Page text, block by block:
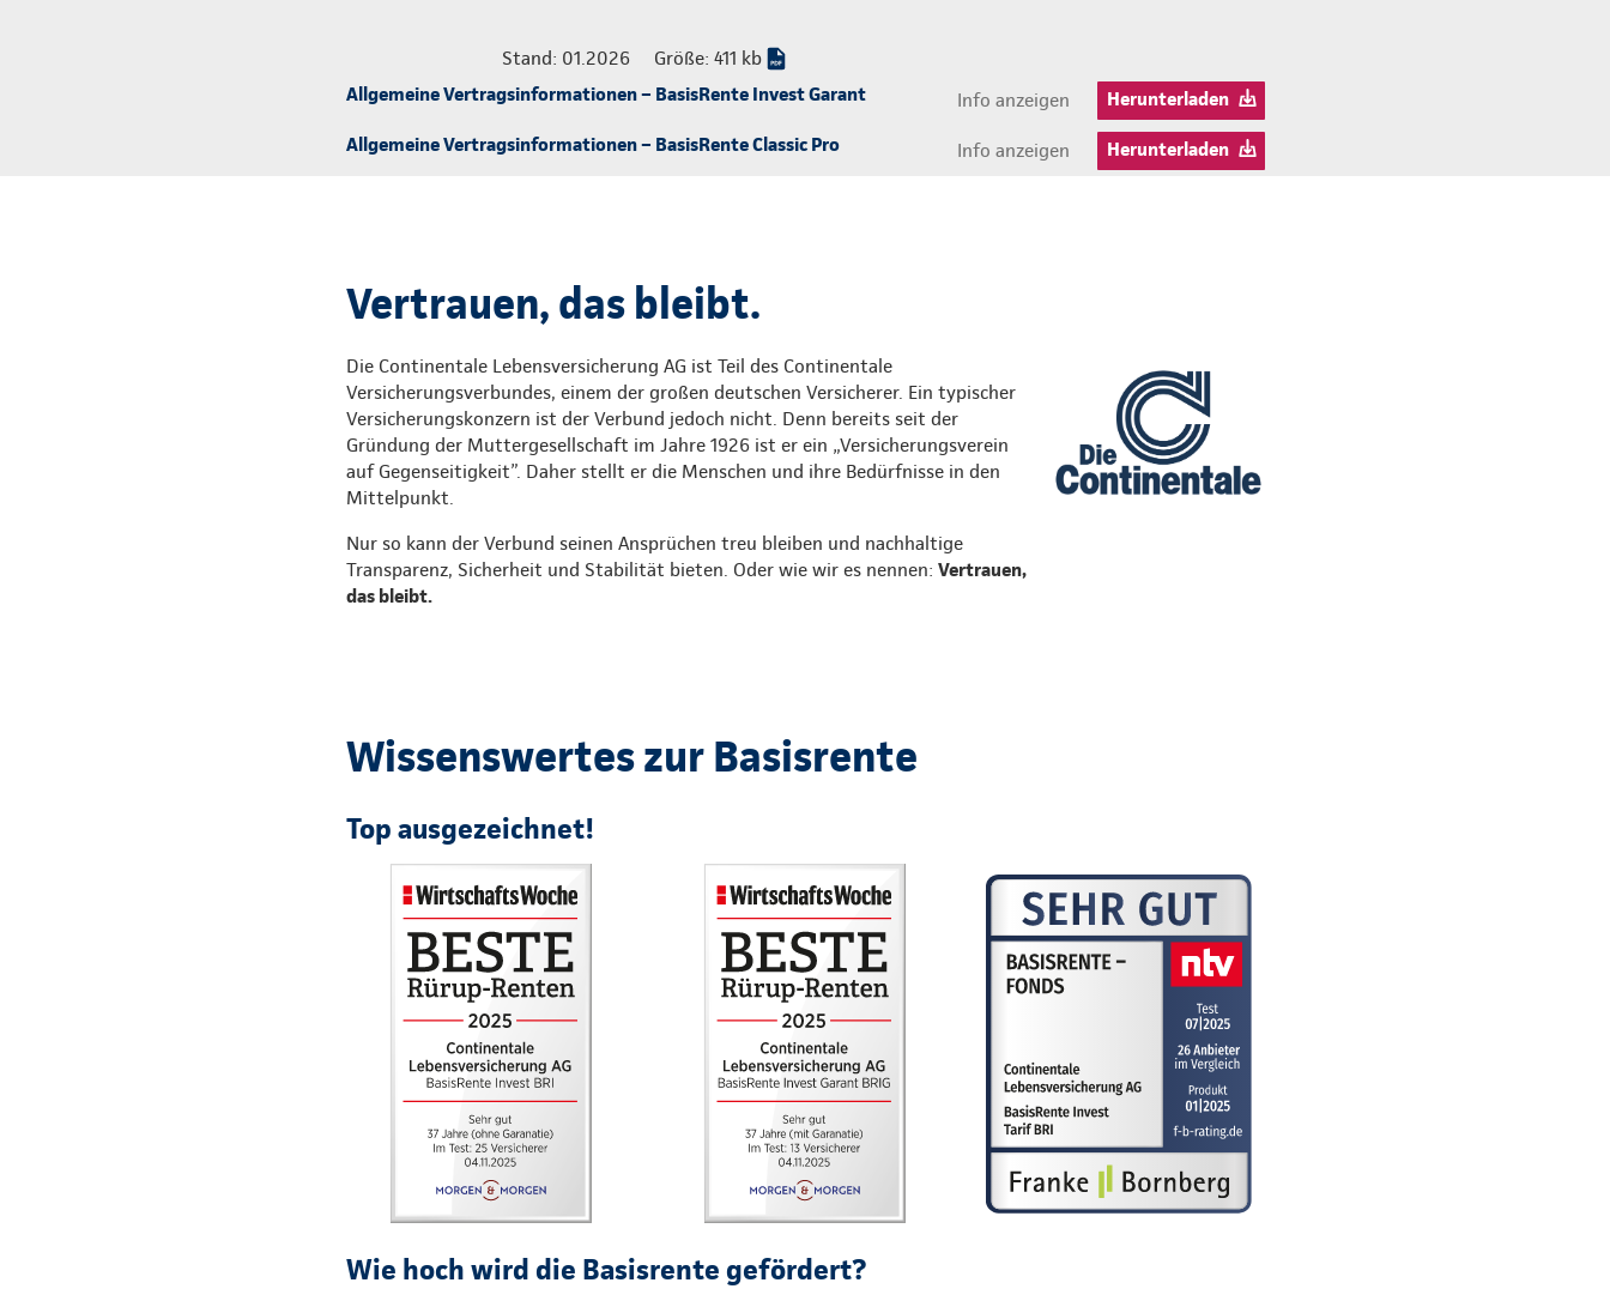
Stand: 01.2026
Größe: 411 kb
Allgemeine Vertragsinformationen – BasisRente Invest Garant
Info anzeigen
Herunterladen
Allgemeine Vertragsinformationen – BasisRente Classic Pro
Info anzeigen Herunterladen
Vertrauen, das bleibt.
Die Continentale Lebensversicherung AG ist Teil des Continentale
Versicherungsverbundes, einem der großen deutschen Versicherer. Ein typischer
Versicherungskonzern ist der Verbund jedoch nicht. Denn bereits seit der
Gründung der Muttergesellschaft im Jahre 1926 ist er ein „Versicherungsverein
auf Gegenseitigkeit”. Daher stellt er die Menschen und ihre Bedürfnisse in den
Mittelpunkt.
Nur so kann der Verbund seinen Ansprüchen treu bleiben und nachhaltige
Transparenz, Sicherheit und Stabilität bieten. Oder wie wir es nennen: Vertrauen,
das bleibt.
Wissenswertes zur Basisrente
Top ausgezeichnet!
Wie hoch wird die Basisrente gefördert?